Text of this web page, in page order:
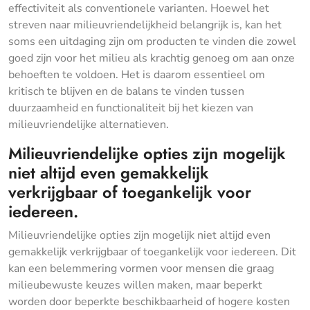
effectiviteit als conventionele varianten. Hoewel het
streven naar milieuvriendelijkheid belangrijk is, kan het
soms een uitdaging zijn om producten te vinden die zowel
goed zijn voor het milieu als krachtig genoeg om aan onze
behoeften te voldoen. Het is daarom essentieel om
kritisch te blijven en de balans te vinden tussen
duurzaamheid en functionaliteit bij het kiezen van
milieuvriendelijke alternatieven.
Milieuvriendelijke opties zijn mogelijk
niet altijd even gemakkelijk
verkrijgbaar of toegankelijk voor
iedereen.
Milieuvriendelijke opties zijn mogelijk niet altijd even
gemakkelijk verkrijgbaar of toegankelijk voor iedereen. Dit
kan een belemmering vormen voor mensen die graag
milieubewuste keuzes willen maken, maar beperkt
worden door beperkte beschikbaarheid of hogere kosten